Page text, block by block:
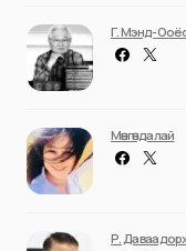
Г. Мэнд-
Мөнгөндалай
Р.